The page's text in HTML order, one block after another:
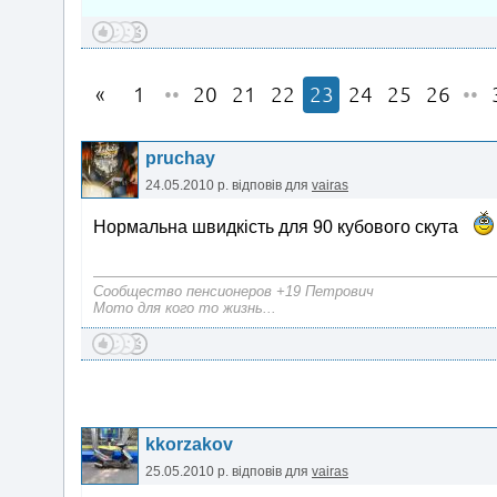
1 •• 20 21 22 23 24 25 26 ••
pruchay
24.05.2010 р. відповів для vairas
Нормальна швидкість для 90 кубового скута
Сообщество пенсионеров +19 Петрович
Мото для кого то жизнь...
kkorzakov
25.05.2010 р. відповів для vairas